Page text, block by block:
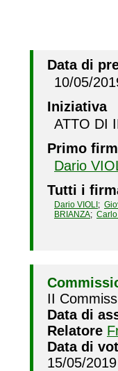
Data di
10/05/
Iniziativa
ATTO DI
Primo
Dario
Tutti i
Dario VIOLI ;
BRIANZA;
II
Data di
Relatore
Data di
15/05/2019